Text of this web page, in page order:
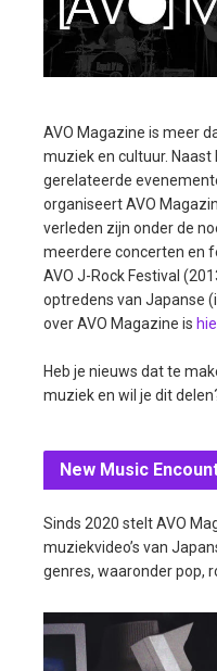
AVO Magazine is meer
muziek en cultuur.
gerelateerde
organiseert AVO
verleden zijn onder de
meerdere concerten en
AVO J-Rock Festival
optredens van Japanse
over AVO Magazine is
Heb je nieuws dat te
muziek en wil je dit
New Music
Sinds 2020 stelt AVO
muziekvideo’s van
genres, waaronder pop,